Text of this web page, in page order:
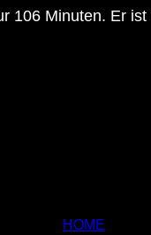
106 Minuten. Er
HOME